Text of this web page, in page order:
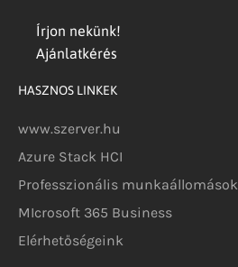
Írjon nekünk!
Ajánlatkérés
HASZNOS LINKEK
www.szerver.hu
Azure Stack HCI
Professzionális munkaállomások
MIcrosoft 365 Business
Elérhetőségeink